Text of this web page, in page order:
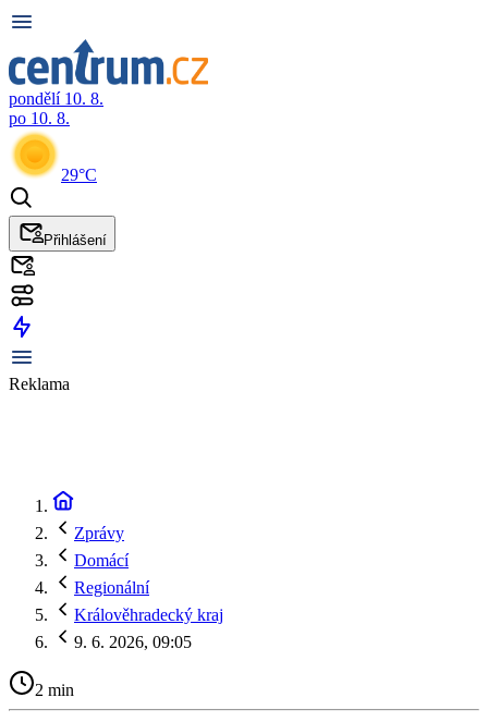
pondělí 10. 8.
po 10. 8.
29°C
Přihlášení
Reklama
Zprávy
Domácí
Regionální
Králověhradecký kraj
9. 6. 2026, 09:05
2 min